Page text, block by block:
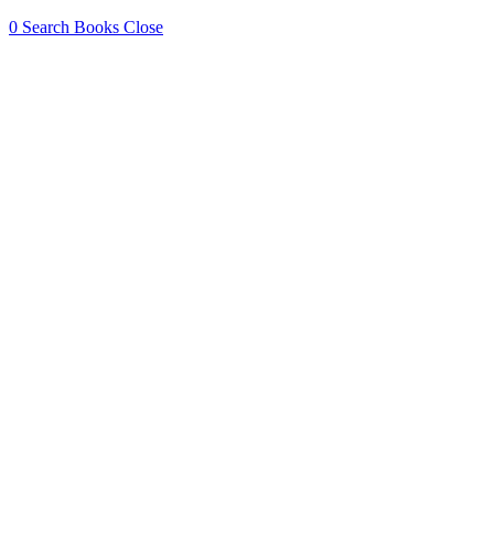
0 Search Books Close